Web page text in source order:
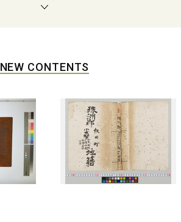
NEW CONTENTS